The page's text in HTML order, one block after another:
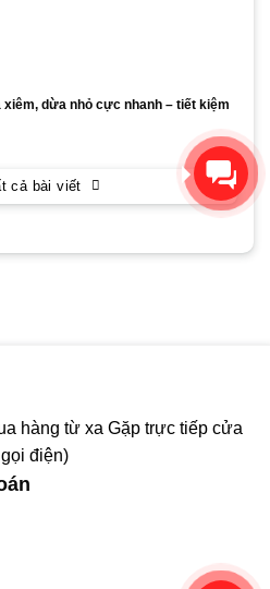
dừa nhỏ cực nhanh – tiết kiệm
cả bài viết
hàng từ xa Gặp trực tiếp cửa
điện)
bạn?